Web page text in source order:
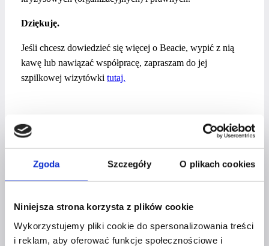
Zgoda Szczegóły O plikach cookies
Niniejsza strona korzysta z plików cookie
Wykorzystujemy pliki cookie do spersonalizowania treści
i reklam, aby oferować funkcje społecznościowe i
Dziękuję.
Jeśli chcesz dowiedzieć się więcej o Beacie, wypić z nią
kawę lub nawiązać współpracę, zapraszam do jej
szpilkowej wizytówki tutaj.
NAWIGACJA
WPISU
Następny
przedsiębiorcze Polki
PODOBNE WPISY